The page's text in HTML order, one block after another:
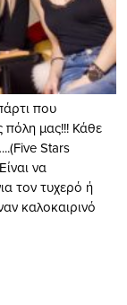
που
πόλη μας!!! Κάθε
Stars
να
τον τυχερό ή
καλοκαιρινό